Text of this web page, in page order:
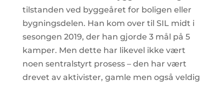
tilstanden ved byggeåret for boligen eller
bygningsdelen. Han kom over til SIL midt i
sesongen 2019, der han gjorde 3 mål på 5
kamper. Men dette har likevel ikke vært
noen sentralstyrt prosess – den har vært
drevet av aktivister, gamle men også veldig